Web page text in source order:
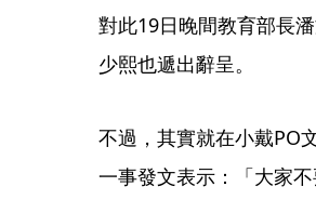
對此19日晚間教育部長
少熙也遞出辭呈。
不過，其實就在小戴PO
一事發文表示：「大家